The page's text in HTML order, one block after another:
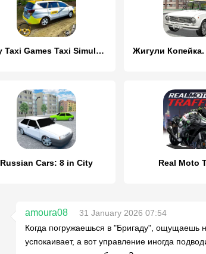
City Taxi Games Taxi Simulator
Russian Cars: 8 in City Real Moto
amoura08
31 January 2026 07:54
Когда погружаешься в "Бригаду", ощущаешь
успокаивает, а вот управление иногда